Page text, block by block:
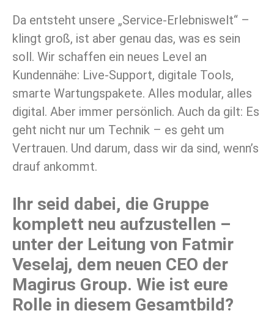
Da entsteht unsere „Service-Erlebniswelt“ –
klingt groß, ist aber genau das, was es sein
soll. Wir schaffen ein neues Level an
Kundennähe: Live-Support, digitale Tools,
smarte Wartungspakete. Alles modular, alles
digital. Aber immer persönlich. Auch da gilt: Es
geht nicht nur um Technik – es geht um
Vertrauen. Und darum, dass wir da sind, wenn’s
drauf ankommt.
Ihr seid dabei, die Gruppe
komplett neu aufzustellen –
unter der Leitung von Fatmir
Veselaj, dem neuen CEO der
Magirus Group. Wie ist eure
Rolle in diesem Gesamtbild?